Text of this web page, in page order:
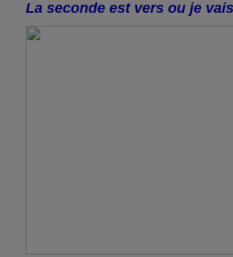
La seconde est vers ou je